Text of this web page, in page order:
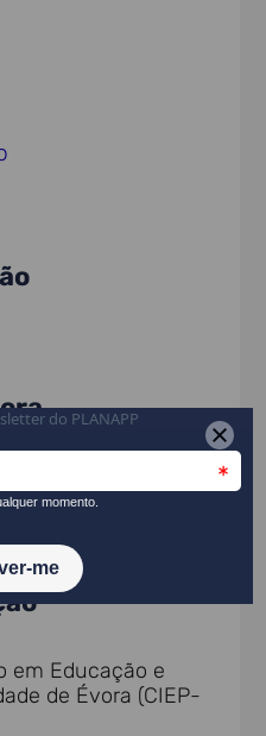
em Educação e
de Évora (CIEP-